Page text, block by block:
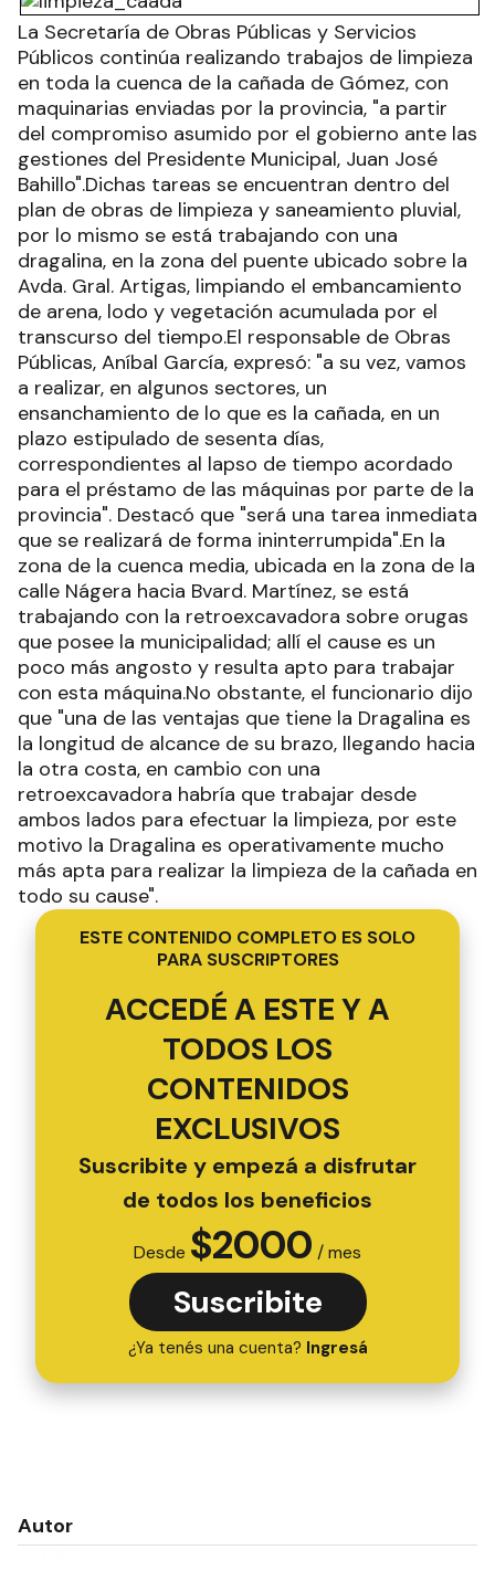
La Secretaría de Obras Públicas y Servicios
Públicos continúa realizando trabajos de limpieza
en toda la cuenca de la cañada de Gómez, con
maquinarias enviadas por la provincia, "a partir
del compromiso asumido por el gobierno ante las
gestiones del Presidente Municipal, Juan José
Bahillo".Dichas tareas se encuentran dentro del
plan de obras de limpieza y saneamiento pluvial,
por lo mismo se está trabajando con una
dragalina, en la zona del puente ubicado sobre la
Avda. Gral. Artigas, limpiando el embancamiento
de arena, lodo y vegetación acumulada por el
transcurso del tiempo.El responsable de Obras
Públicas, Aníbal García, expresó: "a su vez, vamos
a realizar, en algunos sectores, un
ensanchamiento de lo que es la cañada, en un
plazo estipulado de sesenta días,
correspondientes al lapso de tiempo acordado
para el préstamo de las máquinas por parte de la
provincia". Destacó que "será una tarea inmediata
que se realizará de forma ininterrumpida".En la
zona de la cuenca media, ubicada en la zona de la
calle Nágera hacia Bvard. Martínez, se está
trabajando con la retroexcavadora sobre orugas
que posee la municipalidad; allí el cause es un
poco más angosto y resulta apto para trabajar
con esta máquina.No obstante, el funcionario dijo
que "una de las ventajas que tiene la Dragalina es
la longitud de alcance de su brazo, llegando hacia
la otra costa, en cambio con una
retroexcavadora habría que trabajar desde
ambos lados para efectuar la limpieza, por este
motivo la Dragalina es operativamente mucho
más apta para realizar la limpieza de la cañada en
todo su cause".
ESTE CONTENIDO COMPLETO ES SOLO
PARA SUSCRIPTORES
ACCEDÉ A ESTE Y A
TODOS LOS
CONTENIDOS
EXCLUSIVOS
Suscribite y empezá a disfrutar
de todos los beneficios
Desde $2000 / mes
Suscribite
¿Ya tenés una cuenta? Ingresá
Autor